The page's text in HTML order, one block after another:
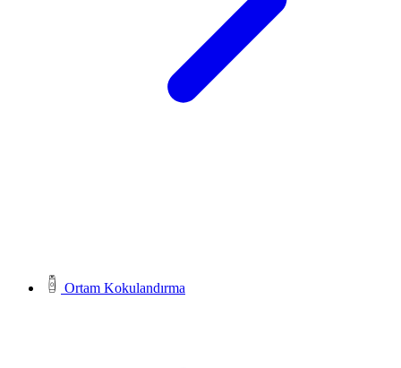
Ortam Kokulandırma